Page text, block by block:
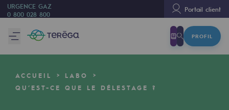
URGENCE GAZ
0 800 028 800
Portail client
PROFIL
Nous sommes
80 ans d'histoire
ACCUEIL
LABO
QU’EST-CE QUE LE DÉLESTAGE ?